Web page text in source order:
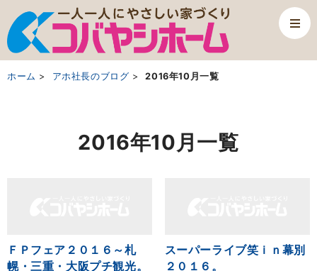
ホーム アホ社長のブログ 2016年10月一覧
2016年10月一覧
ＦＰフェア２０１６～札
幌・三重・大阪プチ観光。
スーパーライブ笑ｉｎ幕別
２０１６。